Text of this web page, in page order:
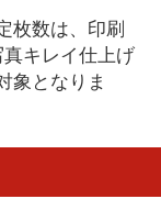
枚数は、印刷
キレイ仕上げ
象となりま